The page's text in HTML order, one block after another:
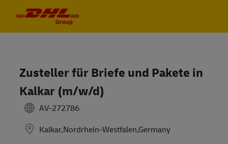
Zusteller für Briefe und Pakete in
Kalkar (m/w/d)
AV-272786
Kalkar,Nordrhein-Westfalen,Germany